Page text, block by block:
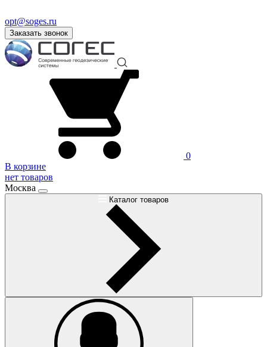
opt@soges.ru
Заказать звонок
0
В корзине
нет товаров
Москва
Каталог товаров